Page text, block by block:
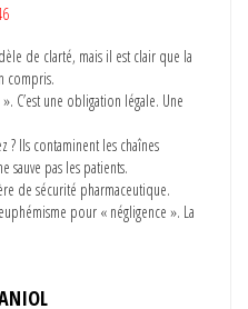
de clarté, mais il est clair que la
compris.
C’est une obligation légale. Une
? Ils contaminent les chaînes
sauve pas les patients.
de sécurité pharmaceutique.
pour « négligence ». La